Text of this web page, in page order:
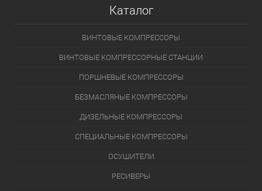
Каталог
ВИНТОВЫЕ КОМПРЕССОРЫ
ВИНТОВЫЕ КОМПРЕССОРНЫЕ СТАНЦИИ
ПОРШНЕВЫЕ КОМПРЕССОРЫ
БЕЗМАСЛЯНЫЕ КОМПРЕССОРЫ
ДИЗЕЛЬНЫЕ КОМПРЕССОРЫ
СПЕЦИАЛЬНЫЕ КОМПРЕССОРЫ
ОСУШИТЕЛИ
РЕСИВЕРЫ